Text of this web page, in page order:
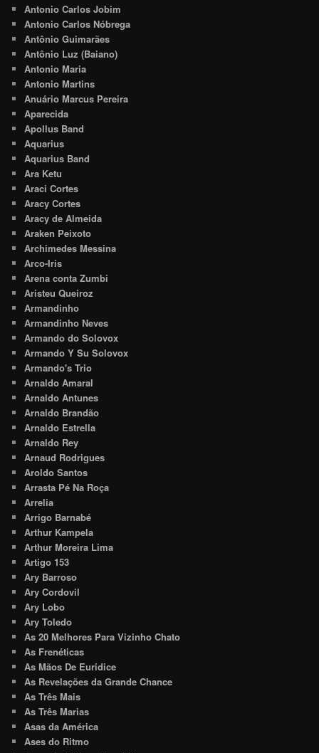
Antonio Carlos Jobim
Antonio Carlos Nóbrega
Antônio Guimarães
Antônio Luz (Baiano)
Antonio Maria
Antonio Martins
Anuário Marcus Pereira
Aparecida
Apollus Band
Aquarius
Aquarius Band
Ara Ketu
Araci Cortes
Aracy Cortes
Aracy de Almeida
Araken Peixoto
Archimedes Messina
Arco-Iris
Arena conta Zumbi
Aristeu Queiroz
Armandinho
Armandinho Neves
Armando do Solovox
Armando Y Su Solovox
Armando's Trio
Arnaldo Amaral
Arnaldo Antunes
Arnaldo Brandão
Arnaldo Estrella
Arnaldo Rey
Arnaud Rodrigues
Aroldo Santos
Arrasta Pé Na Roça
Arrelia
Arrigo Barnabé
Arthur Kampela
Arthur Moreira Lima
Artigo 153
Ary Barroso
Ary Cordovil
Ary Lobo
Ary Toledo
As 20 Melhores Para Vizinho Chato
As Frenéticas
As Mãos De Euridice
As Revelações da Grande Chance
As Três Mais
As Três Marias
Asas da América
Ases do Ritmo